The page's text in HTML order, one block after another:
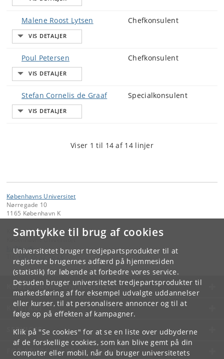
Samtykke til brug af cookies
Universitetet bruger tredjepartsprodukter til at
registrere brugernes adfærd på hjemmesiden
(statistik) for løbende at forbedre vores service.
Desuden bruger universitetet tredjepartsprodukter til
markedsføring af for eksempel udvalgte uddannelser
eller kurser, til at personalisere annoncer og til at
følge op på effekten af kampagner.
Klik på "Se cookies" for at se en liste over udbyderne
af de forskellige cookies, som kan blive gemt på din
computer eller mobil, når du bruger universitetets
Malene Roost Lytsen Chefkonsulent
Poul Petersen Chefkonsulent
Stefan Cornelis de Graaf Specialkonsulent
Viser 1 til 14 af 14 linjer
Københavns Universitet
Nørregade 10
1165 København K
Kontakt:
Københavns Universitet
@ku.dk
KØBENHAVNS UNIVERSITET
KONTAKT
SERVICES
FOR STUDERENDE OG ANSATTE